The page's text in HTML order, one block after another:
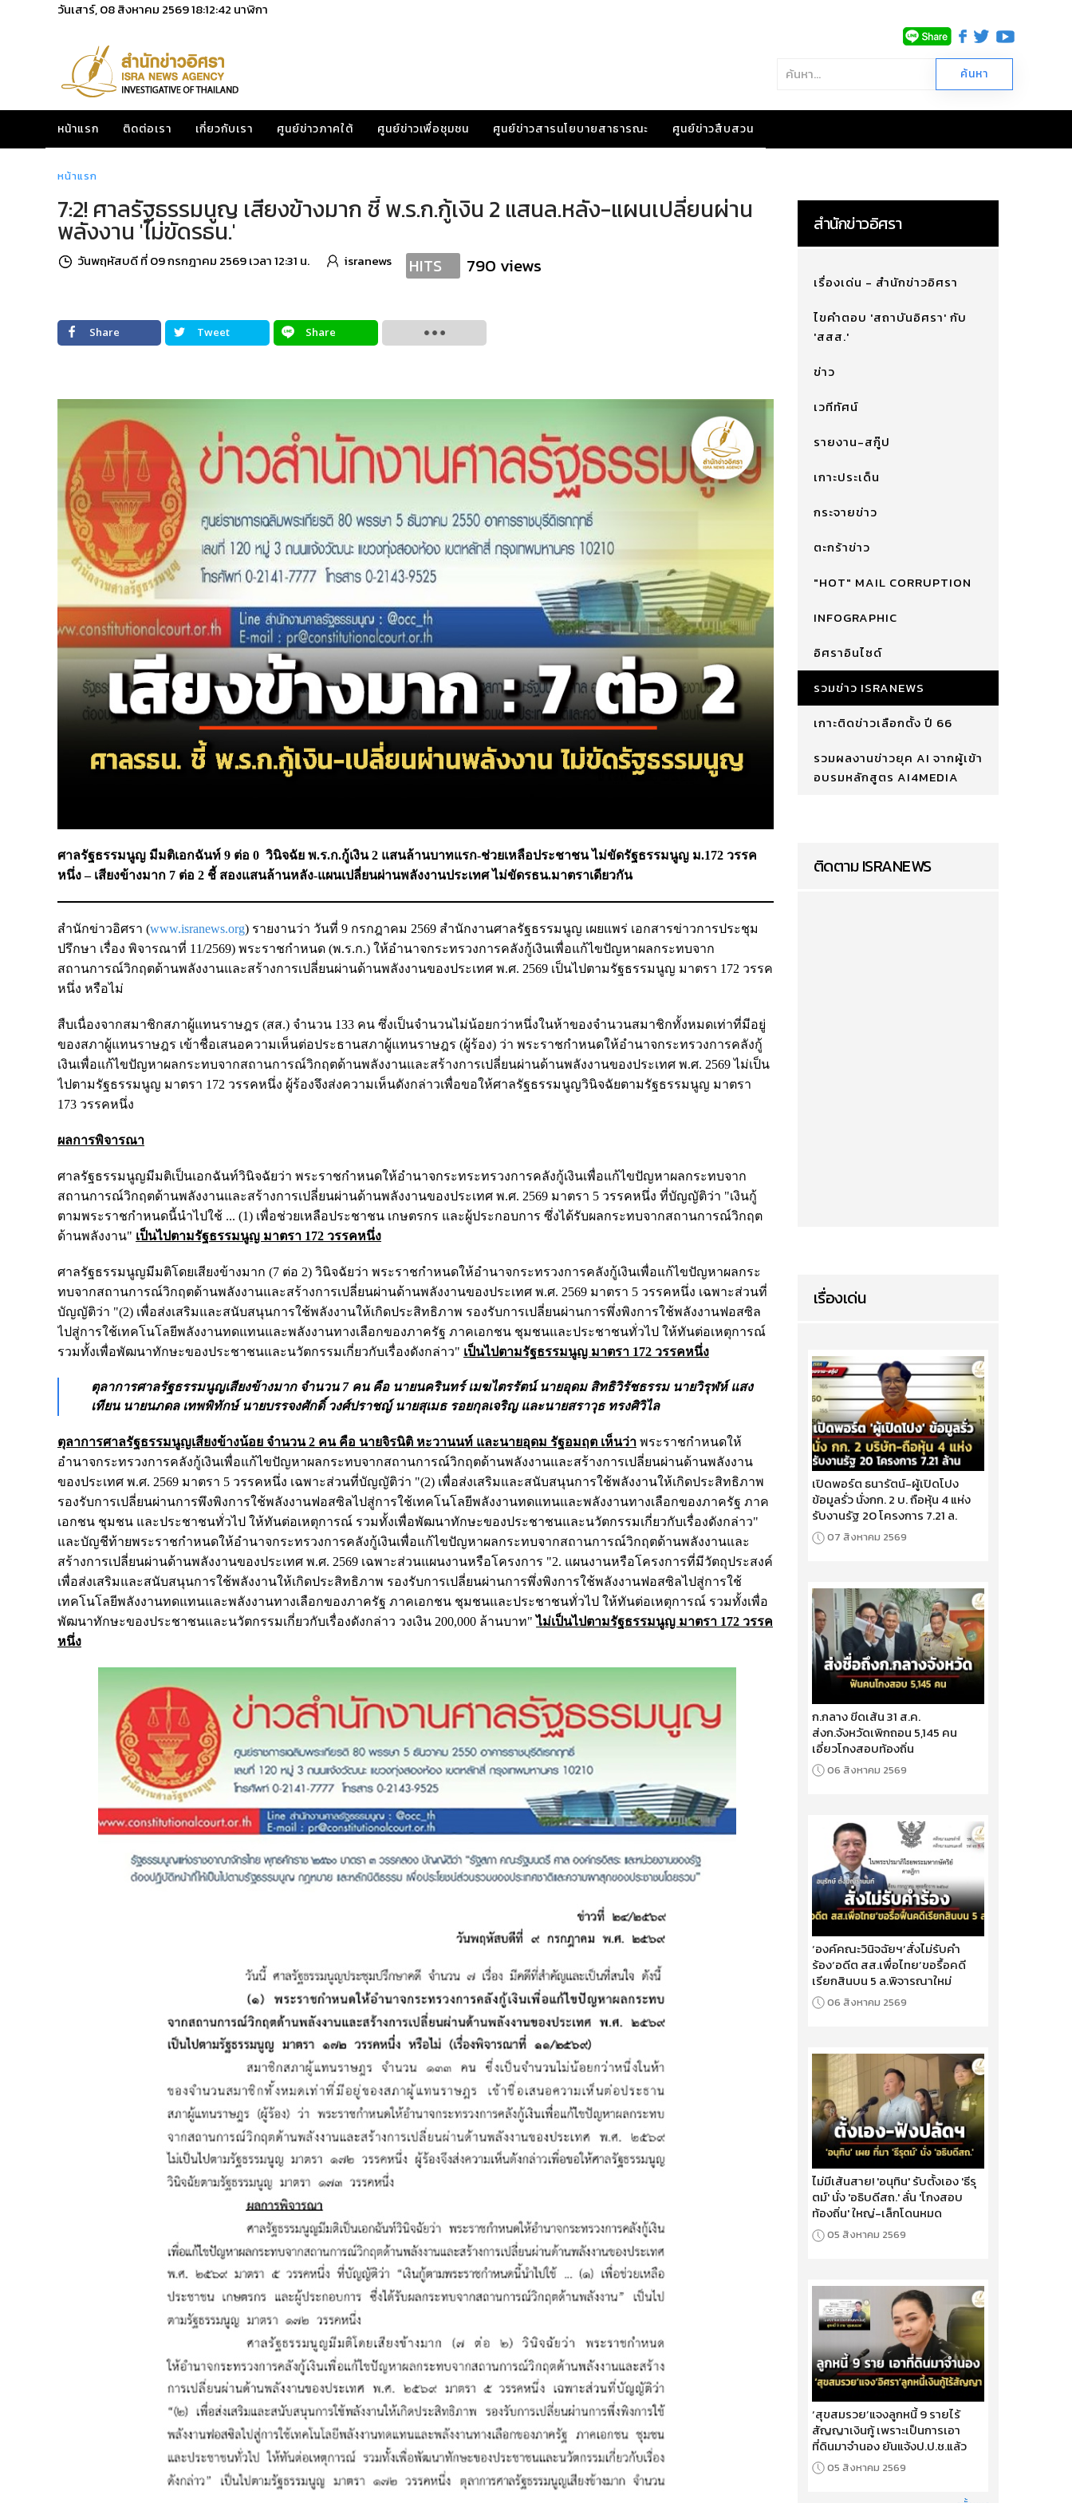
วันเสาร์, 08 สิงหาคม 256918:12:43 นาฬิกา
หน้าแรก ติดต่อเรา เกี่ยวกับเรา ศูนย์ข่าวภาคใต้ ศูนย์ข่าวเพื่อชุมชน ศูนย์ข่าวสารนโยบายสาธารณะ ศูนย์ข่าวสืบสวน
หน้าแรก
7:2! ศาลรัฐธรรมนูญ เสียงข้างมาก ชี้ พ.ร.ก.กู้เงิน 2 แสนล.หลัง-แผนเปลี่ยนผ่าน
พลังงาน 'ไม่ขัดรธน.'
วันพฤหัสบดี ที่ 09 กรกฎาคม 2569 เวลา 12:31 น. isranews HITS 790 views
Share Tweet Share
ศาลรัฐธรรมนูญ มีมติเอกฉันท์ 9 ต่อ 0 วินิจฉัย พ.ร.ก.กู้เงิน 2 แสนล้านบาทแรก-ช่วยเหลือประชาชน ไม่ขัดรัฐธรรมนูญ ม.172 วรรค
หนึ่ง – เสียงข้างมาก 7 ต่อ 2 ชี้ สองแสนล้านหลัง-แผนเปลี่ยนผ่านพลังงานประเทศ ไม่ขัดรธน.มาตราเดียวกัน
สำนักข่าวอิศรา (www.isranews.org) รายงานว่า วันที่ 9 กรกฎาคม 2569 สำนักงานศาลรัฐธรรมนูญ เผยแพร่ เอกสารข่าวการประชุม
ปรึกษา เรื่อง พิจารณาที่ 11/2569) พระราชกำหนด (พ.ร.ก.) ให้อำนาจกระทรวงการคลังกู้เงินเพื่อแก้ไขปัญหาผลกระทบจาก
สถานการณ์วิกฤตด้านพลังงานและสร้างการเปลี่ยนผ่านด้านพลังงานของประเทศ พ.ศ. 2569 เป็นไปตามรัฐธรรมนูญ มาตรา 172 วรรค
หนึ่ง หรือไม่
สืบเนื่องจากสมาชิกสภาผู้แทนราษฎร (สส.) จำนวน 133 คน ซึ่งเป็นจำนวนไม่น้อยกว่าหนึ่งในห้าของจำนวนสมาชิกทั้งหมดเท่าที่มีอยู่
ของสภาผู้แทนราษฎร เข้าชื่อเสนอความเห็นต่อประธานสภาผู้แทนราษฎร (ผู้ร้อง) ว่า พระราชกำหนดให้อำนาจกระทรวงการคลังกู้
เงินเพื่อแก้ไขปัญหาผลกระทบจากสถานการณ์วิกฤตด้านพลังงานและสร้างการเปลี่ยนผ่านด้านพลังงานของประเทศ พ.ศ. 2569 ไม่เป็น
ไปตามรัฐธรรมนูญ มาตรา 172 วรรคหนึ่ง ผู้ร้องจึงส่งความเห็นดังกล่าวเพื่อขอให้ศาลรัฐธรรมนูญวินิจฉัยตามรัฐธรรมนูญ มาตรา
173 วรรคหนึ่ง
ผลการพิจารณา
ศาลรัฐธรรมนูญมีมติเป็นเอกฉันท์วินิจฉัยว่า พระราชกำหนดให้อำนาจกระทระทรวงการคลังกู้เงินเพื่อแก้ไขปัญหาผลกระทบจาก
สถานการณ์วิกฤตด้านพลังงานและสร้างการเปลี่ยนผ่านด้านพลังงานของประเทศ พ.ศ. 2569 มาตรา 5 วรรคหนึ่ง ที่บัญญัติว่า "เงินกู้
ตามพระราชกำหนดนี้นำไปใช้ ... (1) เพื่อช่วยเหลือประชาชน เกษตรกร และผู้ประกอบการ ซึ่งได้รับผลกระทบจากสถานการณ์วิกฤต
ด้านพลังงาน" เป็นไปตามรัฐธรรมนูญ มาตรา 172 วรรคหนึ่ง
ศาลรัฐธรรมนูญมีมติโดยเสียงข้างมาก (7 ต่อ 2) วินิจฉัยว่า พระราชกำหนดให้อำนาจกระทรวงการคลังกู้เงินเพื่อแก้ไขปัญหาผลกระ
ทบจากสถานการณ์วิกฤตด้านพลังงานและสร้างการเปลี่ยนผ่านด้านพลังงานของประเทศ พ.ศ. 2569 มาตรา 5 วรรคหนึ่ง เฉพาะส่วนที่
บัญญัติว่า "(2) เพื่อส่งเสริมและสนับสนุนการใช้พลังงานให้เกิดประสิทธิภาพ รองรับการเปลี่ยนผ่านการพึ่งพิงการใช้พลังงานฟอสซิล
ไปสู่การใช้เทคโนโลยีพลังงานทดแทนและพลังงานทางเลือกของภาครัฐ ภาคเอกชน ชุมชนและประชาชนทั่วไป ให้ทันต่อเหตุการณ์
รวมทั้งเพื่อพัฒนาทักษะของประชาชนและนวัตกรรมเกี่ยวกับเรื่องดังกล่าว" เป็นไปตามรัฐธรรมนูญ มาตรา 172 วรรคหนึ่ง
ตุลาการศาลรัฐธรรมนูญเสียงข้างมาก จำนวน 7 คน คือ นายนครินทร์ เมฆไตรรัตน์ นายอุดม สิทธิวิรัชธรรม นายวิรุฬห์ แสง
เทียน นายนภดล เทพพิทักษ์ นายบรรจงศักดิ์ วงศ์ปราชญ์ นายสุเมธ รอยกุลเจริญ และนายสราวุธ ทรงศิวิไล
ตุลาการศาลรัฐธรรมนูญเสียงข้างน้อย จำนวน 2 คน คือ นายจิรนิติ หะวานนท์ และนายอุดม รัฐอมฤต เห็นว่า พระราชกำหนดให้
อำนาจกระทรวงการคลังกู้เงินเพื่อแก้ไขปัญหาผลกระทบจากสถานการณ์วิกฤตด้านพลังงานและสร้างการเปลี่ยนผ่านด้านพลังงาน
ของประเทศ พ.ศ. 2569 มาตรา 5 วรรคหนึ่ง เฉพาะส่วนที่บัญญัติว่า "(2) เพื่อส่งเสริมและสนับสนุนการใช้พลังงานให้เกิดประสิทธิภาพ
รองรับการเปลี่ยนผ่านการพึงพิงการใช้พลังงานฟอสซิลไปสู่การใช้เทคโนโลยีพลังงานทดแทนและพลังงานทางเลือกของภาครัฐ ภาค
เอกชน ชุมชน และประชาชนทั่วไป ให้ทันต่อเหตุการณ์ รวมทั้งเพื่อพัฒนาทักษะของประชาชนและนวัตกรรมเกี่ยวกับเรื่องดังกล่าว"
และบัญชีท้ายพระราชกำหนดให้อำนาจกระทรวงการคลังกู้เงินเพื่อแก้ไขปัญหาผลกระทบจากสถานการณ์วิกฤตด้านพลังงานและ
สร้างการเปลี่ยนผ่านด้านพลังงานของประเทศ พ.ศ. 2569 เฉพาะส่วนแผนงานหรือโครงการ "2. แผนงานหรือโครงการที่มีวัตถุประสงค์
เพื่อส่งเสริมและสนับสนุนการใช้พลังงานให้เกิดประสิทธิภาพ รองรับการเปลี่ยนผ่านการพึ่งพิงการใช้พลังงานฟอสซิลไปสู่การใช้
เทคโนโลยีพลังงานทดแทนและพลังงานทางเลือกของภาครัฐ ภาคเอกชน ชุมชนและประชาชนทั่วไป ให้ทันต่อเหตุการณ์ รวมทั้งเพื่อ
พัฒนาทักษะของประชาชนและนวัตกรรมเกี่ยวกับเรื่องดังกล่าว วงเงิน 200,000 ล้านบาท"ไม่เป็นไปตามรัฐธรรมนูญ มาตรา 172 วรรค
หนึ่ง
สำนักข่าวอิศรา
เรื่องเด่น - สำนักข่าวอิศรา
ไขคำตอบ 'สถาบันอิศรา' กับ
'สสส.'
ข่าว
เวทีทัศน์
รายงาน-สกู๊ป
เกาะประเด็น
กระจายข่าว
ตะกร้าข่าว
"HOT" MAIL CORRUPTION
INFOGRAPHIC
อิศราอินไซด์
รวมข่าว ISRANEWS
เกาะติดข่าวเลือกตั้ง ปี 66
รวมผลงานข่าวยุค AI จากผู้เข้า
อบรมหลักสูตร AI4MEDIA
ติดตาม ISRANEWS
เรื่องเด่น
เปิดพอร์ต ธนารัตน์-ผู้เปิดโปง
ข้อมูลรั่ว นั่งกก. 2 บ. ถือหุ้น 4 แห่ง
รับงานรัฐ 20 โครงการ 7.21 ล.
07 สิงหาคม 2569
ก.กลาง ขีดเส้น 31 ส.ค.
ส่งก.จังหวัดเพิกถอน 5,145 คน
เอี่ยวโกงสอบท้องถิ่น
06 สิงหาคม 2569
‘องค์คณะวินิจฉัยฯ’สั่งไม่รับคำ
ร้อง‘อดีต สส.เพื่อไทย’ขอรื้อคดี
เรียกสินบน 5 ล.พิจารณาใหม่
06 สิงหาคม 2569
ไม่มีเส้นสาย! 'อนุทิน' รับตั้งเอง 'ธีรุ
ตม์' นั่ง 'อธิบดีสถ.' ลั่น 'โกงสอบ
ท้องถิ่น' ใหญ่-เล็กโดนหมด
05 สิงหาคม 2569
‘สุขสมรวย’แจงลูกหนี้ 9 รายไร้
สัญญาเงินกู้ เพราะเป็นการเอา
ที่ดินมาจำนอง ยันแจ้งป.ป.ช.แล้ว
05 สิงหาคม 2569